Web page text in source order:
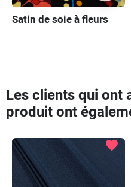
Satin de soie à fleurs
Les clients qui ont
produit ont
favorite